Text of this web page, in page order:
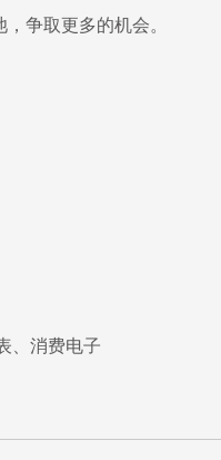
争取更多的机会。
、消费电子